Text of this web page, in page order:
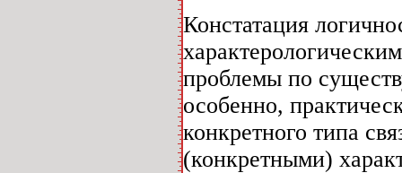
Констатация
проблемы по
особенно,
конкретного типа
(конкретными)